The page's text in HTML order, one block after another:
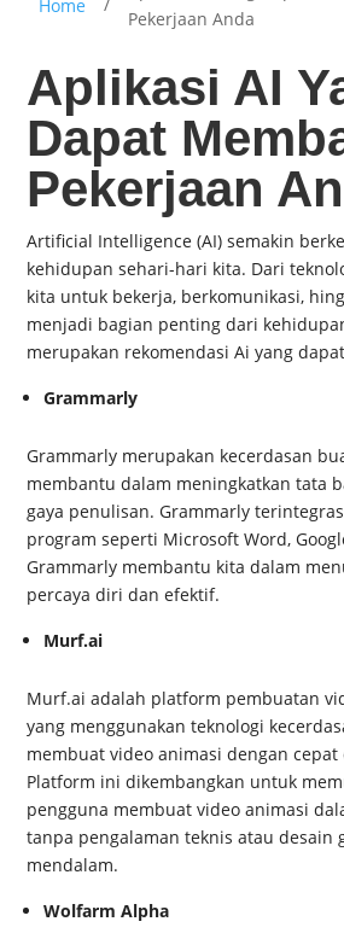
Home /
Pekerjaan Anda
Aplikasi AI
Dapat
Pekerjaan
Artificial Intelligence (AI) semakin
kehidupan sehari-hari kita. Dari
kita untuk bekerja, berkomunikasi,
menjadi bagian penting dari
merupakan rekomendasi Ai yang
Grammarly
Grammarly merupakan kecerdasan
membantu dalam meningkatkan tata
gaya penulisan. Grammarly
program seperti Microsoft Word,
Grammarly membantu kita dalam
percaya diri dan efektif.
Murf.ai
Murf.ai adalah platform pembuatan
yang menggunakan teknologi
membuat video animasi dengan
Platform ini dikembangkan untuk
pengguna membuat video animasi
tanpa pengalaman teknis atau desain
mendalam.
Wolfarm Alpha